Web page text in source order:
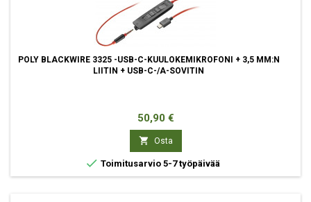
POLY BLACKWIRE 3325 -USB-C-KUULOKEMIKROFONI + 3,5 MM:N
LIITIN + USB-C-/A-SOVITIN
Hinta
50,90 €
 Osta
 Toimitusarvio 5-7 työpäivää